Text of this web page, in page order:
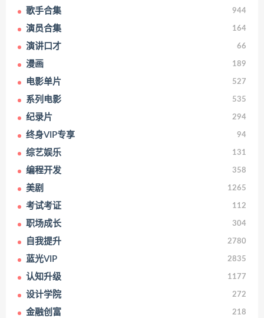
歌手合集 944
演员合集 164
演讲口才 66
漫画 189
电影单片 527
系列电影 535
纪录片 294
终身VIP专享 94
综艺娱乐 131
编程开发 358
美剧 1265
考试考证 112
职场成长 304
自我提升 2780
蓝光VIP 2835
认知升级 1177
设计学院 272
金融创富 218